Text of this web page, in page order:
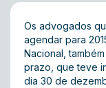
Os advogados
agendar para
Nacional,
prazo, que teve
dia 30 de